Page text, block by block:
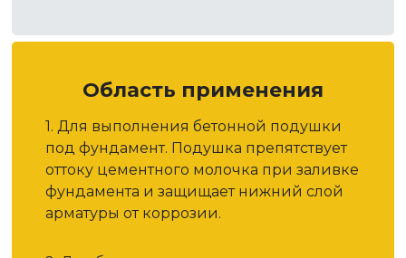
Область применения
1. Для выполнения бетонной подушки
под фундамент. Подушка препятствует
оттоку цементного молочка при заливке
фундамента и защищает нижний слой
арматуры от коррозии.